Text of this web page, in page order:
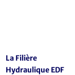
La Filière
Hydraulique EDF